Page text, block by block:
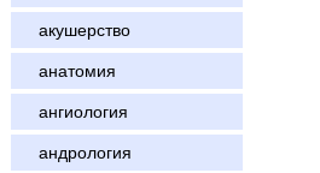
акушерство
анатомия
ангиология
андрология